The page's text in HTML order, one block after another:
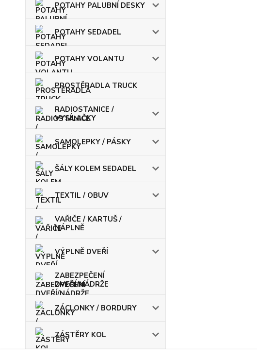
POTAHY PALUBNÍ DESKY
POTAHY SEDADEL
POTAHY VOLANTU
PROSTĚRADLA TRUCK
RADIOSTANICE /
VYSÍLAČKY
SAMOLEPKY / PÁSKY
ŠÁLY KOLEM SEDADEL
TEXTIL / OBUV
VAŘIČE / KARTUŠ /
NÁPLNĚ
VÝPLNĚ DVEŘÍ
ZABEZPEČENÍ
DVEŘÍ/NÁDRŽE
ZÁCLONKY / BORDURY
ZÁSTĚRY KOL